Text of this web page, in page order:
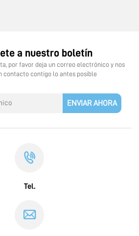
a nuestro boletín
por favor deja un correo electrónico y nos
contacto contigo lo antes posible
ENVIAR AHORA
Tel.